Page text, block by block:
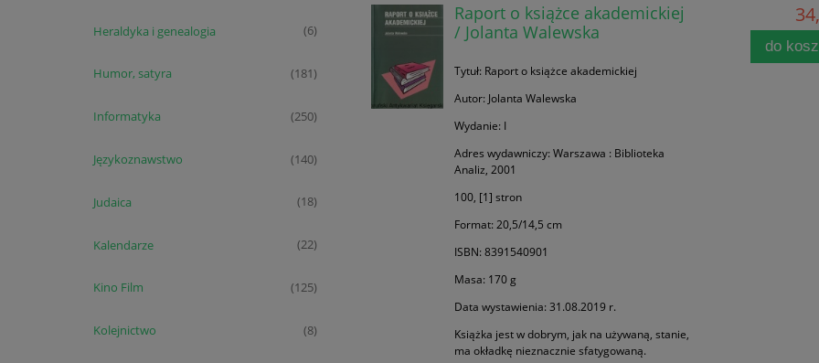
Heraldyka i genealogia (6)
Humor, satyra (181)
Informatyka (250)
Językoznawstwo (140)
Judaica (18)
Kalendarze (22)
Kino Film (125)
Kolejnictwo (8)
Raport o książce akademickiej
/ Jolanta Walewska
Tytuł: Raport o książce akademickiej
Autor: Jolanta Walewska
Wydanie: I
Adres wydawniczy: Warszawa : Biblioteka
Analiz, 2001
100, [1] stron
Format: 20,5/14,5 cm
ISBN: 8391540901
Masa: 170 g
Data wystawienia: 31.08.2019 r.
Książka jest w dobrym, jak na używaną, stanie,
ma okładkę nieznacznie sfatygowaną.
do